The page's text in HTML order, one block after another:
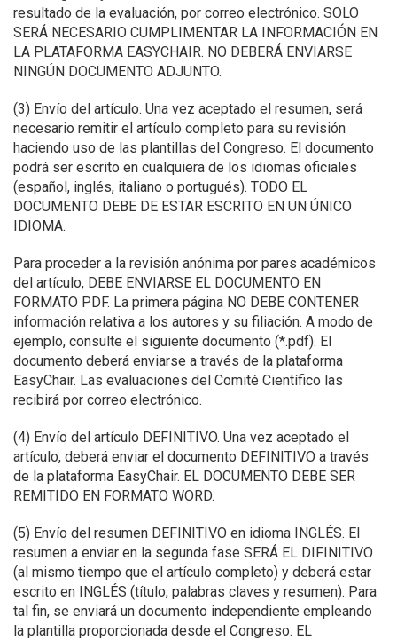
resultado de la evaluación, por correo electrónico. SOLO
SERÁ NECESARIO CUMPLIMENTAR LA INFORMACIÓN EN
LA PLATAFORMA EASYCHAIR. NO DEBERÁ ENVIARSE
NINGÚN DOCUMENTO ADJUNTO.
(3) Envío del artículo. Una vez aceptado el resumen, será
necesario remitir el artículo completo para su revisión
haciendo uso de las plantillas del Congreso. El documento
podrá ser escrito en cualquiera de los idiomas oficiales
(español, inglés, italiano o portugués). TODO EL
DOCUMENTO DEBE DE ESTAR ESCRITO EN UN ÚNICO
IDIOMA.
Para proceder a la revisión anónima por pares académicos
del artículo, DEBE ENVIARSE EL DOCUMENTO EN
FORMATO PDF. La primera página NO DEBE CONTENER
información relativa a los autores y su filiación. A modo de
ejemplo, consulte el siguiente documento (*.pdf). El
documento deberá enviarse a través de la plataforma
EasyChair. Las evaluaciones del Comité Científico las
recibirá por correo electrónico.
(4) Envío del artículo DEFINITIVO. Una vez aceptado el
artículo, deberá enviar el documento DEFINITIVO a través
de la plataforma EasyChair. EL DOCUMENTO DEBE SER
REMITIDO EN FORMATO WORD.
(5) Envío del resumen DEFINITIVO en idioma INGLÉS. El
resumen a enviar en la segunda fase SERÁ EL DIFINITIVO
(al mismo tiempo que el artículo completo) y deberá estar
escrito en INGLÉS (título, palabras claves y resumen). Para
tal fin, se enviará un documento independiente empleando
la plantilla proporcionada desde el Congreso. EL